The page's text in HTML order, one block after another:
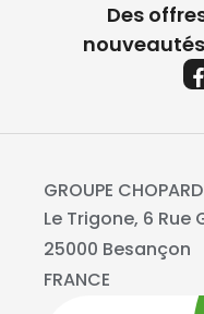
Des
GROUPE CHOPARD
Le Trigone, 6
25000 Besançon
FRANCE